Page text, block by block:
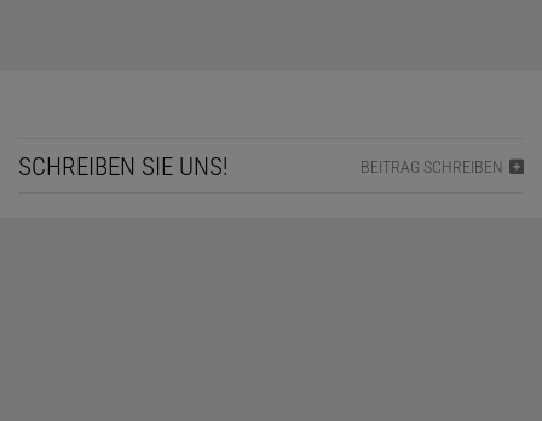
SCHREIBEN SIE UNS! BEITRAG SCHREIBEN